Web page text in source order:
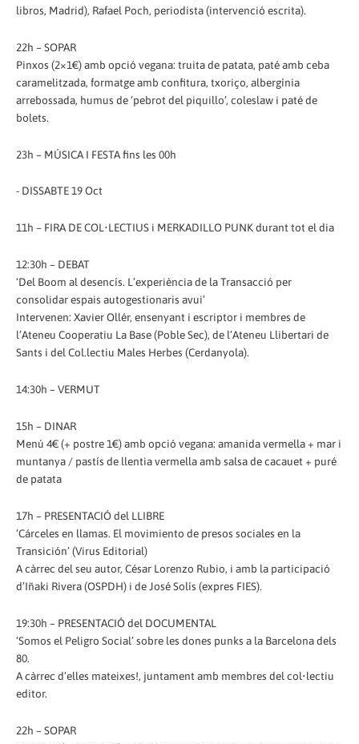
libros, Madrid), Rafael Poch, periodista (intervenció escrita).
22h – SOPAR
Pinxos (2×1€) amb opció vegana: truita de patata, paté amb ceba
caramelitzada, formatge amb confitura, txoriço, albergínia
arrebossada, humus de ‘pebrot del piquillo’, coleslaw i paté de
bolets.
23h – MÚSICA I FESTA fins les 00h
- DISSABTE 19 Oct
11h – FIRA DE COL•LECTIUS i MERKADILLO PUNK durant tot el dia
12:30h – DEBAT
‘Del Boom al desencís. L’experiència de la Transacció per
consolidar espais autogestionaris avui’
Intervenen: Xavier Ollér, ensenyant i escriptor i membres de
l’Ateneu Cooperatiu La Base (Poble Sec), de l’Ateneu Llibertari de
Sants i del Col.lectiu Males Herbes (Cerdanyola).
14:30h – VERMUT
15h – DINAR
Menú 4€ (+ postre 1€) amb opció vegana: amanida vermella + mar i
muntanya / pastís de llentia vermella amb salsa de cacauet + puré
de patata
17h – PRESENTACIÓ del LLIBRE
‘Cárceles en llamas. El movimiento de presos sociales en la
Transición’ (Virus Editorial)
A càrrec del seu autor, César Lorenzo Rubio, i amb la participació
d’Iñaki Rivera (OSPDH) i de José Solís (expres FIES).
19:30h – PRESENTACIÓ del DOCUMENTAL
‘Somos el Peligro Social’ sobre les dones punks a la Barcelona dels
80.
A càrrec d’elles mateixes!, juntament amb membres del col•lectiu
editor.
22h – SOPAR